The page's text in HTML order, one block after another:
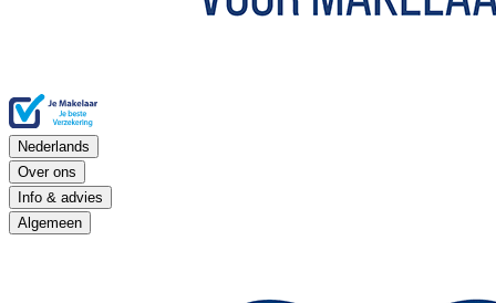
Nederlands
Over ons
Info & advies
Algemeen